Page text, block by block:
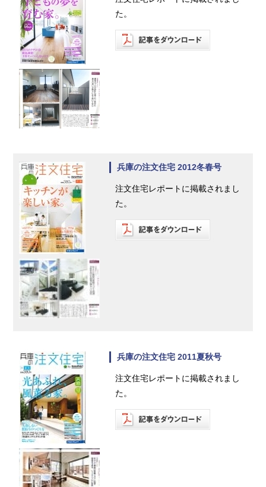
た。
兵庫の注文住宅 2012冬春号
注文住宅レポートに掲載されまし
た。
兵庫の注文住宅 2011夏秋号
注文住宅レポートに掲載されまし
た。